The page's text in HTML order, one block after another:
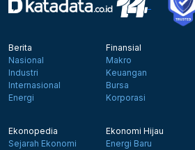
Berita
Nasional
Industri
Internasional
Energi
Finansial
Makro
Keuangan
Bursa
Korporasi
Ekonopedia
Sejarah Ekonomi
Ekonomi Hijau
Energi Baru